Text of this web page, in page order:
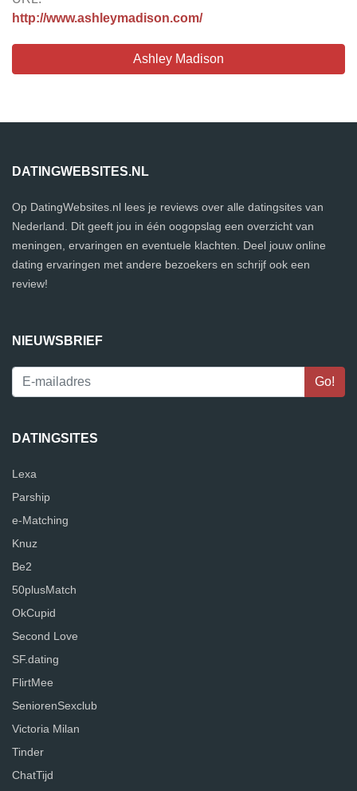
http://www.ashleymadison.com/
Ashley Madison
DATINGWEBSITES.NL
Op DatingWebsites.nl lees je reviews over alle datingsites van
Nederland. Dit geeft jou in één oogopslag een overzicht van
meningen, ervaringen en eventuele klachten. Deel jouw online
dating ervaringen met andere bezoekers en schrijf ook een
review!
NIEUWSBRIEF
DATINGSITES
Lexa
Parship
e-Matching
Knuz
Be2
50plusMatch
OkCupid
Second Love
SF.dating
FlirtMee
SeniorenSexclub
Victoria Milan
Tinder
ChatTijd